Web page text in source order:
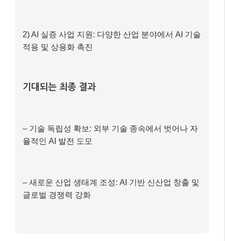
2) AI 실증 사업 지원: 다양한 산업 분야에서 AI 기술
적용 및 상용화 촉진
기대되는 최종 결과
– 기술 독립성 확보: 외부 기술 종속에서 벗어나 자
율적인 AI 발전 도모
– 새로운 산업 생태계 조성: AI 기반 신산업 창출 및
글로벌 경쟁력 강화